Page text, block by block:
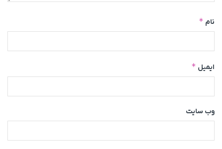
نام *
ایمیل *
وب‌ سایت